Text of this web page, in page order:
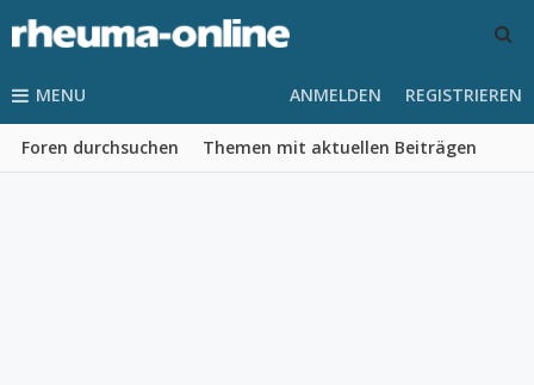
MENU
Foren durchsuchen Themen mit aktuellen Beiträgen
ANMELDEN REGISTRIEREN